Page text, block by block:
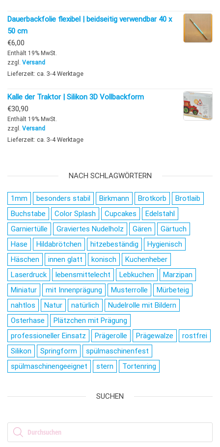
Dauerbackfolie flexibel | beidseitig verwendbar 40 x
50 cm
€6,00
Enthält 19% MwSt.
zzgl. Versand
Lieferzeit: ca. 3-4 Werktage
Kalle der Traktor | Silikon 3D Vollbackform
€30,90
Enthält 19% MwSt.
zzgl. Versand
Lieferzeit: ca. 3-4 Werktage
NACH SCHLAGWÖRTERN
1mm besonders stabil Birkmann Brotkorb
Brotlaib
Buchstabe
Color Splash Cupcakes
Edelstahl
Garniertülle
Graviertes Nudelholz Gären
Gärtuch
Hase
Hildabrötchen hitzebeständig
Hygienisch
Häschen
innen glatt konisch
Kuchenheber
Laserdruck
lebensmittelecht Lebkuchen
Marzipan
Miniatur
mit Innenprägung Musterrolle
Mürbeteig
nahtlos
Natur natürlich
Nudelrolle mit Bildern
Osterhase
Plätzchen mit Prägung
professioneller Einsatz
Prägerolle Prägewalze
rostfrei
Silikon
Springform
spülmaschinenfest
spülmaschinengeeignet
stern Tortenring
SUCHEN
Products search